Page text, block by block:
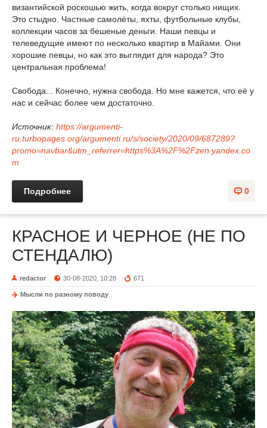
византийской роскошью жить, когда вокруг столько нищих.
Это стыдно. Частные самолёты, яхты, футбольные клубы,
коллекции часов за бешеные деньги. Наши певцы и
телеведущие имеют по несколько квартир в Майами. Они
хорошие певцы, но как это выглядит для народа? Это
центральная проблема!
Свобода... Конечно, нужна свобода. Но мне кажется, что её у
нас и сейчас более чем достаточно.
Источник: https://argumenti-
ru.turbopages.org/argumenti.ru/s/society/2020/09/687289?
promo=navbar&utm_referrer=https%3A%2F%2Fzen.yandex.co
m
0
Подробнее
КРАСНОЕ И ЧЕРНОЕ (НЕ ПО
СТЕНДАЛЮ)
redactor 30-08-2020, 10:28 671
Мысли по разному поводу